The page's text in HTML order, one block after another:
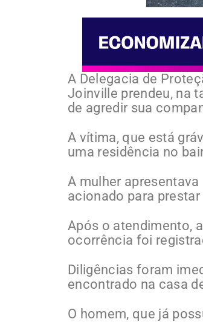
A Delegacia de
Joinville prendeu, na
de agredir sua
A vítima, que está
uma residência no
A mulher
acionado para
Após o atendimento,
ocorrência foi
Diligências foram
encontrado na casa
O homem, que já